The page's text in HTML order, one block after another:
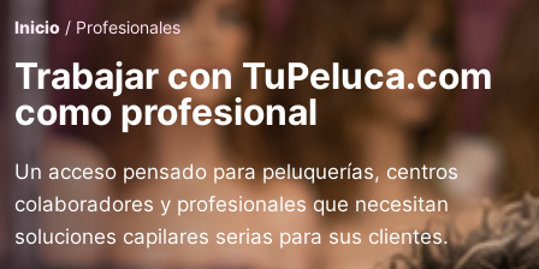
Inicio / Profesionales
Trabajar con TuPeluca.com
como profesional
Un acceso pensado para peluquerías, centros
colaboradores y profesionales que necesitan
soluciones capilares serias para sus clientes.